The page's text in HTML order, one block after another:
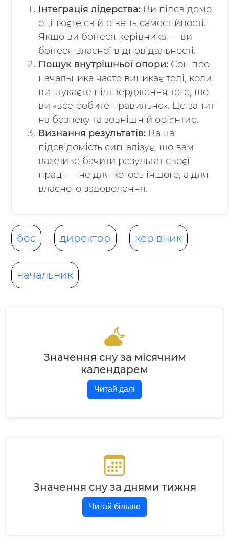
Інтеграція лідерства: Ви підсвідомо
оцінюєте свій рівень самостійності.
Якщо ви боїтеся керівника — ви
боїтеся власної відповідальності.
Пошук внутрішньої опори: Сон про
начальника часто виникає тоді, коли
ви шукаєте підтвердження того, що
ви «все робите правильно». Це запит
на безпеку та зовнішній орієнтир.
Визнання результатів: Ваша
підсвідомість сигналізує, що вам
важливо бачити результат своєї
праці — не для когось іншого, а для
власного задоволення.
бос директор керівник
начальник
Значення сну за місячним
календарем
Читай далі
Значення сну за днями тижня
Читай більше